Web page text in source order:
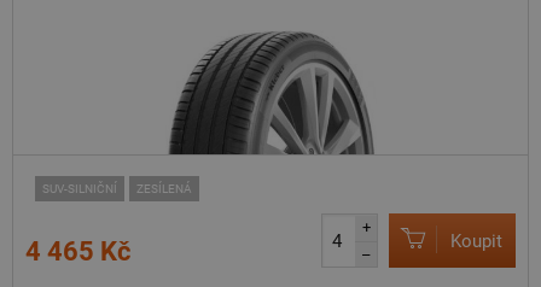
SUV-SILNIČNÍ ZESÍLENÁ
4 465 Kč
+
–
Koupit